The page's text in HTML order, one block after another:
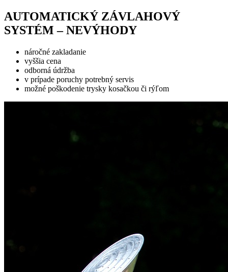
AUTOMATICKÝ ZÁVLAHOVÝ
SYSTÉM – NEVÝHODY
náročné zakladanie
vyššia cena
odborná údržba
v prípade poruchy potrebný servis
možné poškodenie trysky kosačkou či rýľom